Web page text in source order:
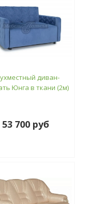
диван-
Юнга в ткани (2м)
53 700 руб